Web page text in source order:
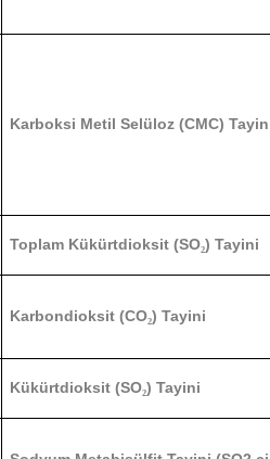
Karboksi Metil Selüloz (CMC)
Toplam Kükürtdioksit (SO₂) Tayini
Karbondioksit (CO₂) Tayini
Kükürtdioksit (SO₂) Tayini